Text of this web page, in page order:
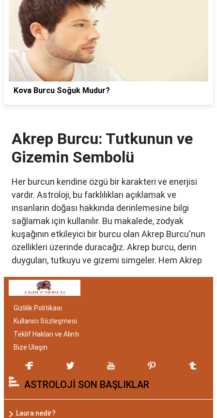
Kova Burcu Soğuk Mudur?
Akrep Burcu: Tutkunun ve
Gizemin Sembolü
Her burcun kendine özgü bir karakteri ve enerjisi
vardır. Astroloji, bu farklılıkları açıklamak ve
insanların doğası hakkında derinlemesine bilgi
sağlamak için kullanılır. Bu makalede, zodyak
kuşağının etkileyici bir burcu olan Akrep Burcu'nun
özellikleri üzerinde duracağız. Akrep burcu, derin
duyguları, tutkuyu ve gizemi simgeler. Hem Akrep
bakımından benzersizdir. Ayrıca, hangi aylar
belirlemede etkilidir.
Akrep Burcu Özellikleri:
Gizemli ve Kararlı
Akrep burcu, astrolojide 23 Ekim ile 21 Kasım
tarihleri arasında doğanları ifade eder. Bu
dönemde doğan bireyler genellikle gizemli ve derin
düşünce yapısına sahiptir. Akrep burcunun temel
Gizlilik Politikası
Kullanıcı Sözleşmesi
Teklif Hakları ve Alıntı
Bize Ulaşın
ASTROLOJİ SON BAŞLIKLAR
Laura nedir?